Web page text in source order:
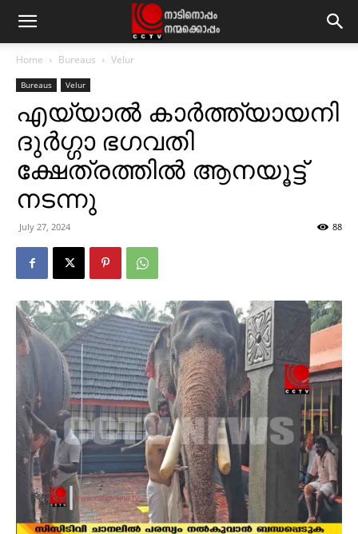
Home Bureaus Velur
Bureaus Velur
എയ്യാല്‍ കാര്‍ത്ത്യായനി
ദുര്‍ഗ്ഗാ ഭഗവതി
ക്ഷേത്രത്തില്‍ ആനയൂട്ട്
നടന്നു
July 27, 2024 88